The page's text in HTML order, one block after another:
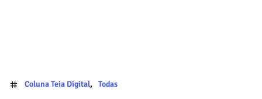
Coluna Teia Digital Todas